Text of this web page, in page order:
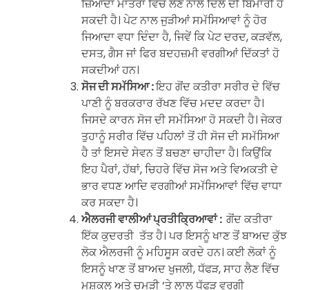
ਜ਼ਿਆਦਾ ਮਾਤਰਾ ਵਿੱਚ ਲੈਣ ਨਾਲ ਦਿਲ ਦੀ ਬਿਮਾਰੀ ਹੋ
ਸਕਦੀ ਹੈ। ਪੇਟ ਨਾਲ ਜੁੜੀਆਂ ਸਮੱਸਿਆਵਾਂ ਨੂੰ ਹੋਰ
ਜਿਆਦਾ ਵਧਾ ਦਿੰਦਾ ਹੈ, ਜਿਵੇਂ ਕਿ ਪੇਟ ਦਰਦ, ਕੜਵੱਲ,
ਦਸਤ, ਗੈਸ ਜਾਂ ਫਿਰ ਬਦਹਜ਼ਮੀ ਵਰਗੀਆਂ ਦਿੱਕਤਾਂ ਹੋ
ਸਕਦੀਆਂ ਹਨ।
ਸੋਜ ਦੀ ਸਮੱਸਿਆ :ਇਹ ਗੋਂਦ ਕਤੀਰਾ ਸਰੀਰ ਦੇ ਵਿੱਚ
ਪਾਣੀ ਨੂੰ ਬਰਕਰਾਰ ਰੱਖਣ ਵਿੱਚ ਮਦਦ ਕਰਦਾ ਹੈ।
ਜਿਸਦੇ ਕਾਰਨ ਸੋਜ ਦੀ ਸਮੱਸਿਆ ਹੋ ਸਕਦੀ ਹੈ। ਜੇਕਰ
ਤੁਹਾਨੂੰ ਸਰੀਰ ਵਿੱਚ ਪਹਿਲਾਂ ਤੋਂ ਹੀ ਸੋਜ ਦੀ ਸਮੱਸਿਆ
ਹੈ ਤਾਂ ਇਸਦੇ ਸੇਵਨ ਤੋਂ ਬਚਣਾ ਚਾਹੀਦਾ ਹੈ। ਕਿਉਂਕਿ
ਇਹ ਪੈਰਾਂ, ਹੱਥਾਂ, ਚਿਹਰੇ ਵਿੱਚ ਸੋਜ ਅਤੇ ਵਿਅਕਤੀ ਦੇ
ਭਾਰ ਵਧਣ ਆਦਿ ਵਰਗੀਆਂ ਸਮੱਸਿਆਵਾਂ ਵਿੱਚ ਵਾਧਾ
ਕਰ ਸਕਦਾ ਹੈ।
ਐਲਰਜੀ ਵਾਲੀਆਂ ਪ੍ਰਤੀਕ੍ਰਿਆਵਾਂ : ਗੋਂਦ ਕਤੀਰਾ
ਇੱਕ ਕੁਦਰਤੀ ਤੱਤ ਹੈ। ਪਰ ਇਸਨੂੰ ਖਾਣ ਤੋਂ ਬਾਅਦ ਕੁੱਝ
ਲੋਕ ਐਲਰਜੀ ਨੂੰ ਮਹਿਸੂਸ ਕਰਦੇ ਹਨ। ਕਈ ਲੋਕਾਂ ਨੂੰ
ਇਸਨੂੰ ਖਾਣ ਤੋਂ ਬਾਅਦ ਖੁਜਲੀ, ਧੱਫੜ, ਸਾਹ ਲੈਣ ਵਿੱਚ
ਮੁਸ਼ਕਲ ਅਤੇ ਚਮੜੀ ‘ਤੇ ਲਾਲ ਧੱਫੜ ਵਰਗੀ